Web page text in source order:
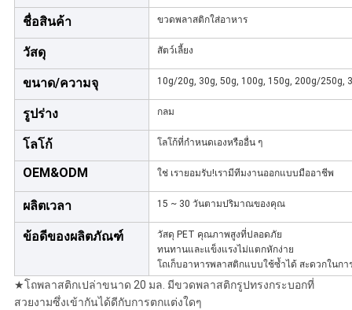
ชื่อสินค้า ขวดพลาสติกใส่อาหาร
วัสดุ สัตว์เลี้ยง
ขนาด/ความจุ 10g/20g, 30g, 50g, 100g, 150g, 200g/250g,
รูปร่าง กลม
โลโก้ โลโก้ที่กำหนดเองหรืออื่น ๆ
OEM&ODM ใช่ เรายอมรับ!เรามีทีมงานออกแบบมืออาชีพ
ผลิตเวลา 15 ~ 30 วันตามปริมาณของคุณ
ข้อดีของผลิตภัณฑ์
วัสดุ PET คุณภาพสูงที่ปลอดภัย
ทนทานและแข็งแรงไม่แตกหักง่าย
โถเก็บอาหารพลาสติกแบบใช้ซ้ำได้ สะดวกในก
★โถพลาสติกเปล่าขนาด 20 มล. มีขวดพลาสติกรูปทรงกระบอกที่
สวยงามซึ่งเข้ากันได้ดีกับการตกแต่งใดๆ